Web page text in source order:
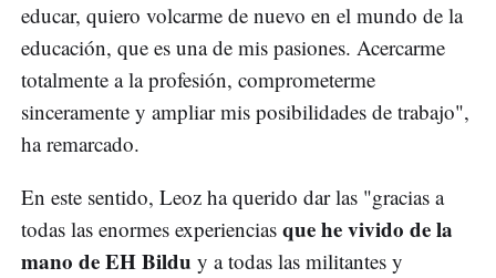
educar, quiero volcarme de nuevo en el mundo de la
educación, que es una de mis pasiones. Acercarme
totalmente a la profesión, comprometerme
sinceramente y ampliar mis posibilidades de trabajo",
ha remarcado.
En este sentido, Leoz ha querido dar las "gracias a
todas las enormes experiencias que he vivido de la
mano de EH Bildu y a todas las militantes y